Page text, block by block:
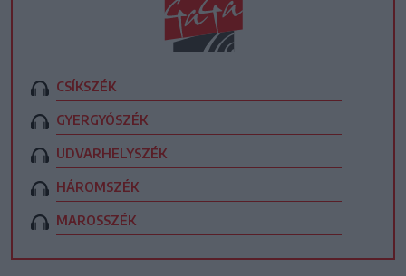
CSÍKSZÉK
GYERGYÓSZÉK
UDVARHELYSZÉK
HÁROMSZÉK
MAROSSZÉK